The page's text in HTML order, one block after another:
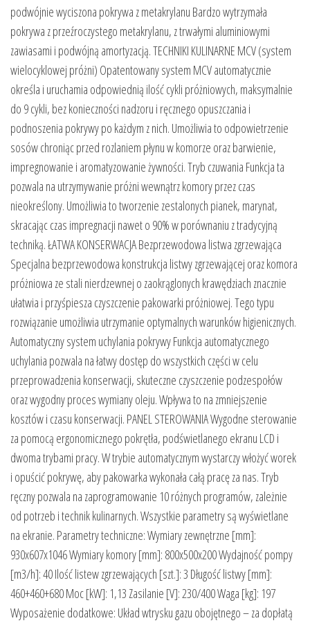
podwójnie wyciszona pokrywa z metakrylanu Bardzo wytrzymała
pokrywa z przeźroczystego metakrylanu, z trwałymi aluminiowymi
zawiasami i podwójną amortyzacją. TECHNIKI KULINARNE MCV (system
wielocyklowej próżni) Opatentowany system MCV automatycznie
określa i uruchamia odpowiednią ilość cykli próżniowych, maksymalnie
do 9 cykli, bez konieczności nadzoru i ręcznego opuszczania i
podnoszenia pokrywy po każdym z nich. Umożliwia to odpowietrzenie
sosów chroniąc przed rozlaniem płynu w komorze oraz barwienie,
impregnowanie i aromatyzowanie żywności. Tryb czuwania Funkcja ta
pozwala na utrzymywanie próżni wewnątrz komory przez czas
nieokreślony. Umożliwia to tworzenie zestalonych pianek, marynat,
skracając czas impregnacji nawet o 90% w porównaniu z tradycyjną
techniką. ŁATWA KONSERWACJA Bezprzewodowa listwa zgrzewająca
Specjalna bezprzewodowa konstrukcja listwy zgrzewającej oraz komora
próżniowa ze stali nierdzewnej o zaokrąglonych krawędziach znacznie
ułatwia i przyśpiesza czyszczenie pakowarki próżniowej. Tego typu
rozwiązanie umożliwia utrzymanie optymalnych warunków higienicznych.
Automatyczny system uchylania pokrywy Funkcja automatycznego
uchylania pozwala na łatwy dostęp do wszystkich części w celu
przeprowadzenia konserwacji, skuteczne czyszczenie podzespołów
oraz wygodny proces wymiany oleju. Wpływa to na zmniejszenie
kosztów i czasu konserwacji. PANEL STEROWANIA Wygodne sterowanie
za pomocą ergonomicznego pokrętła, podświetlanego ekranu LCD i
dwoma trybami pracy. W trybie automatycznym wystarczy włożyć worek
i opuścić pokrywę, aby pakowarka wykonała całą pracę za nas. Tryb
ręczny pozwala na zaprogramowanie 10 różnych programów, zależnie
od potrzeb i technik kulinarnych. Wszystkie parametry są wyświetlane
na ekranie. Parametry techniczne: Wymiary zewnętrzne [mm]:
930x607x1046 Wymiary komory [mm]: 800x500x200 Wydajność pompy
[m3/h]: 40 Ilość listew zgrzewających [szt.]: 3 Długość listwy [mm]:
460+460+680 Moc [kW]: 1,13 Zasilanie [V]: 230/400 Waga [kg]: 197
Wyposażenie dodatkowe: Układ wtrysku gazu obojętnego – za dopłatą